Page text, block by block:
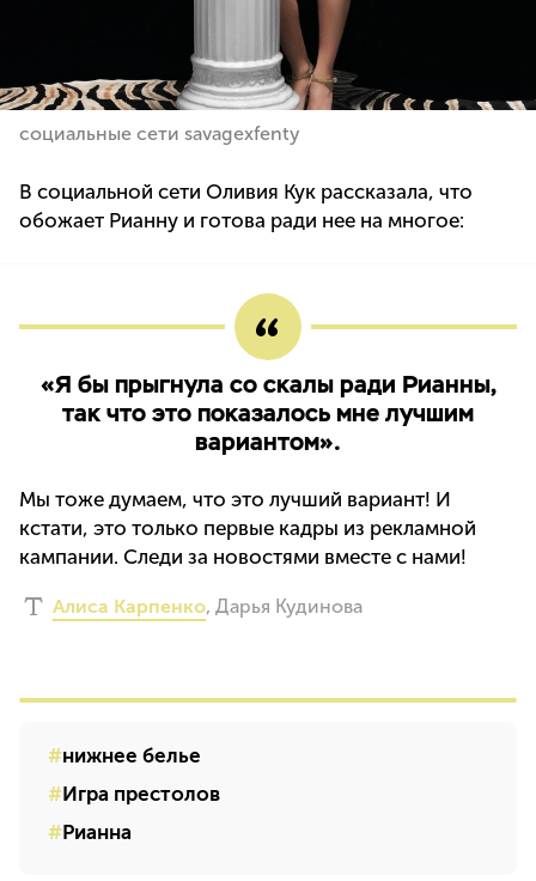
социальные сети savagexfenty
В социальной сети Оливия Кук рассказала, что
обожает Рианну и готова ради нее на многое:
«Я бы прыгнула со скалы ради Рианны,
так что это показалось мне лучшим
вариантом».
Мы тоже думаем, что это лучший вариант! И
кстати, это только первые кадры из рекламной
кампании. Следи за новостями вместе с нами!
Алиса Карпенко, Дарья Кудинова
нижнее белье
Игра престолов
Рианна